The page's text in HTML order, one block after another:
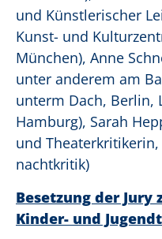
und Künstlerischer
Kunst- und
München), Anne
unter anderem am
unterm Dach, Berlin,
Hamburg), Sarah
und
nachtkritik)
Besetzung der
Kinder- und